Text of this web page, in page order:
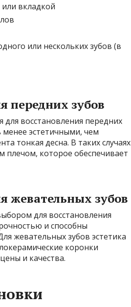
вкладкой
или нескольких зубов (в
передних зубов
восстановления передних
менее эстетичными, чем
тонкая десна. В таких случаях
плечом, которое обеспечивает
жевательных зубов
для восстановления
и способны
жевательных зубов эстетика
коронки
и качества.